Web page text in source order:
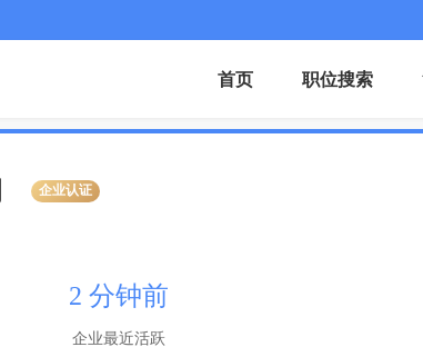
首页 职位搜索
企业认证
2 分钟前
企业最近活跃